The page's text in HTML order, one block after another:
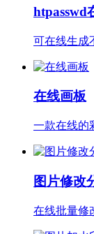
htpasswd
可在线生成
在线画板
一款在线的
图片修改
在线批量修